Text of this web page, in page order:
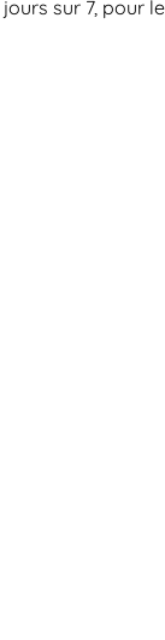
sur 7, pour